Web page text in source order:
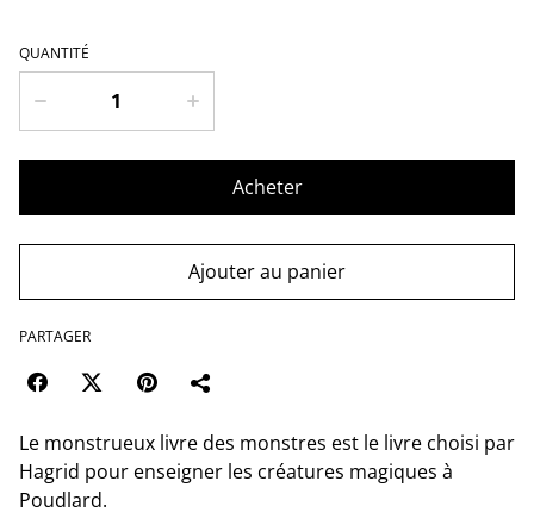
QUANTITÉ
Acheter
Ajouter au panier
PARTAGER
Le monstrueux livre des monstres est le livre choisi par
Hagrid pour enseigner les créatures magiques à
Poudlard.